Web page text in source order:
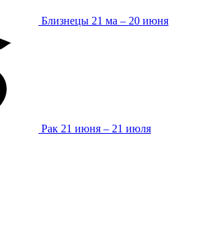
Близнецы 21 ма – 20 июня
Рак 21 июня – 21 июля